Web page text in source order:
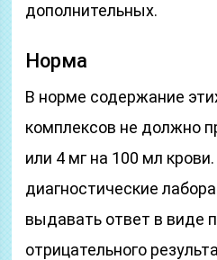
дополнительных.
Норма
В норме содержание
комплексов не должно
или 4 мг на 100 мл
диагностические
выдавать ответ в виде
отрицательного